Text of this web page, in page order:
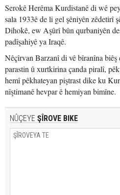
Serokê Herêma Kurdistanê di wê
sala 1933ê de li gel şêniyên zêdetirî
Dihokê, ew Aşûrî bûn qurbaniyên
padîşahiyê ya Iraqê.
Nêçîrvan Barzanî di vê bîranîna
parastin û xurtkirina çanda piralî,
hemî pêkhateyan piştrast dike ku
nîştimanê hevpar ê hemiyan bimîne.
NÛÇEYE ŞÎROVE BIKE